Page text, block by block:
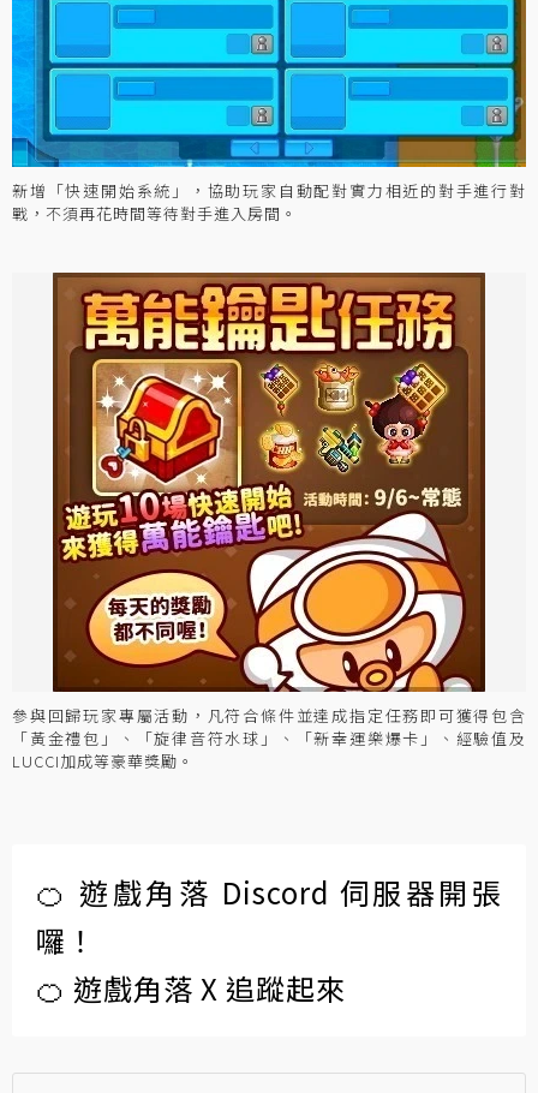
新增「快速開始系統」，協助玩家自動配對實力相近的對手進行對
戰，不須再花時間等待對手進入房間。
參與回歸玩家專屬活動，凡符合條件並達成指定任務即可獲得包含
「黃金禮包」、「旋律音符水球」、「新幸運樂爆卡」、經驗值及
LUCCI加成等豪華獎勵。
🍊 遊戲角落 Discord 伺服器開張
囉！
🍊 遊戲角落 X 追蹤起來